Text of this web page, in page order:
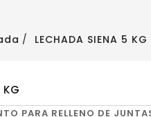
LECHADA SIENA 5 KG
KG
PARA RELLENO DE